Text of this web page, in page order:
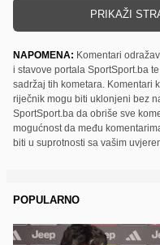
PRIKAŽI
NAPOMENA: Komentari
i stavove portala SportSport.ba
sadržaj tih kometara. Komentari
riječnik mogu biti uklonjeni bez
SportSport.ba da obriše sve
mogućnost da među
biti u suprotnosti sa vašim
POPULARNO